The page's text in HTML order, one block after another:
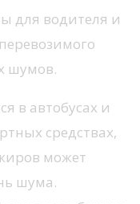
для водителя и
шумов.
в автобусах и
средствах,
может
шума.